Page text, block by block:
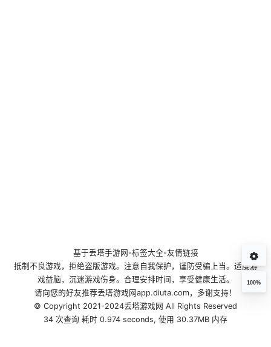
100%
基于丢塔手游网 -标签大全-友情链接
抵制不良游戏，拒绝盗版游戏。注意自我保护，谨防受骗上当。适度游
戏益脑，沉迷游戏伤身。合理安排时间，享受健康生活。
请向您的好友推荐丢塔游戏网app.diuta.com，多谢支持！
© Copyright 2021-2024丢塔游戏网 All Rights Reserved
34 次查询 耗时 0.974 seconds, 使用 30.37MB 内存